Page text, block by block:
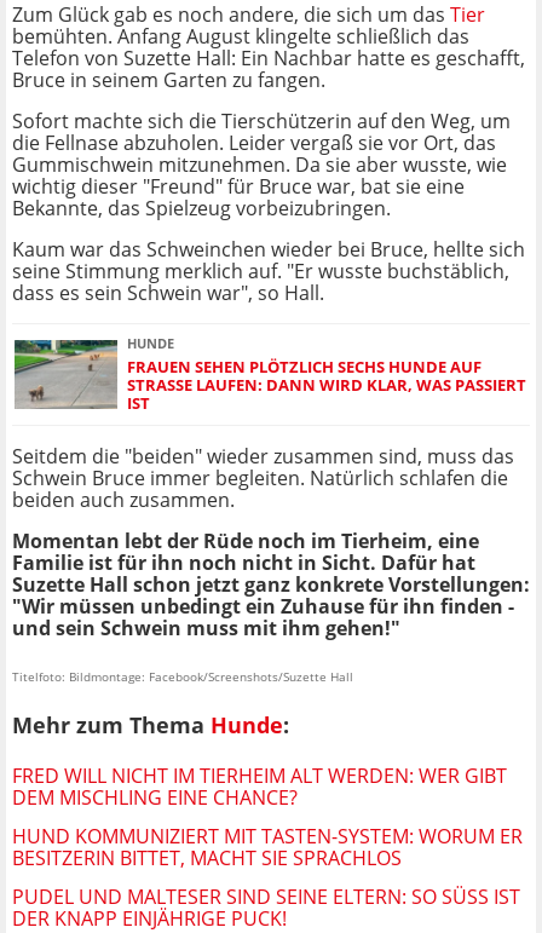
Zum Glück gab es noch andere, die sich um das Tier
bemühten. Anfang August klingelte schließlich das
Telefon von Suzette Hall: Ein Nachbar hatte es geschafft,
Bruce in seinem Garten zu fangen.
Sofort machte sich die Tierschützerin auf den Weg, um
die Fellnase abzuholen. Leider vergaß sie vor Ort, das
Gummischwein mitzunehmen. Da sie aber wusste, wie
wichtig dieser "Freund" für Bruce war, bat sie eine
Bekannte, das Spielzeug vorbeizubringen.
Kaum war das Schweinchen wieder bei Bruce, hellte sich
seine Stimmung merklich auf. "Er wusste buchstäblich,
dass es sein Schwein war", so Hall.
HUNDE
FRAUEN SEHEN PLÖTZLICH SECHS HUNDE AUF
STRASSE LAUFEN: DANN WIRD KLAR, WAS PASSIERT I
ST
Seitdem die "beiden" wieder zusammen sind, muss das
Schwein Bruce immer begleiten. Natürlich schlafen die
beiden auch zusammen.
Momentan lebt der Rüde noch im Tierheim, eine
Familie ist für ihn noch nicht in Sicht. Dafür hat
Suzette Hall schon jetzt ganz konkrete Vorstellungen:
"Wir müssen unbedingt ein Zuhause für ihn finden -
und sein Schwein muss mit ihm gehen!"
Titelfoto: Bildmontage: Facebook/Screenshots/Suzette Hall
Mehr zum Thema Hunde:
FRED WILL NICHT IM TIERHEIM ALT WERDEN: WER GIBT
DEM MISCHLING EINE CHANCE?
HUND KOMMUNIZIERT MIT TASTEN-SYSTEM: WORUM ER
BESITZERIN BITTET, MACHT SIE SPRACHLOS
PUDEL UND MALTESER SIND SEINE ELTERN: SO SÜSS IST D
ER KNAPP EINJÄHRIGE PUCK!